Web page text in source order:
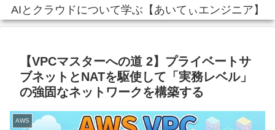
AIとクラウドについて学ぶ【あいてぃエンジニア】
【VPCマスターへの道 2】プライベートサ
ブネットとNATを駆使して「実務レベル」
の強固なネットワークを構築する
AWS